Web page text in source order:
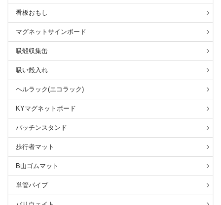
看板おもし
マグネットサインボード
吸殻収集缶
吸い殻入れ
ヘルラック(エコラック)
KYマグネットボード
パッチンスタンド
歩行者マット
B山ゴムマット
単管パイプ